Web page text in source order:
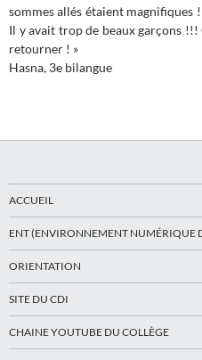
sommes allés étaient magnifiques
Il y avait trop de beaux garçons !!!
retourner ! »
Hasna, 3e bilangue
ACCUEIL
ENT (ENVIRONNEMENT NUMÉRIQUE
ORIENTATION
SITE DU CDI
CHAINE YOUTUBE DU COLLÈGE